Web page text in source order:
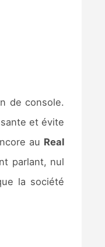
de console.
et évite
au Real
parlant, nul
la société